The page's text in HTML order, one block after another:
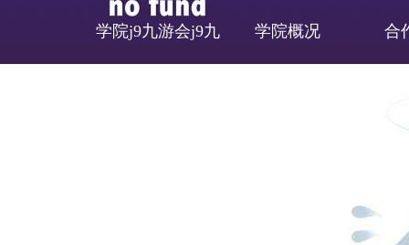
学院j9九游会j9九 学院概况 合